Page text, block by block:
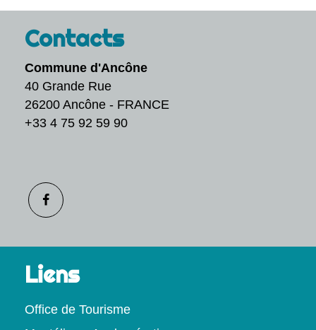
Contacts
Commune d'Ancône
40 Grande Rue
26200 Ancône - FRANCE
+33 4 75 92 59 90
Liens
Office de Tourisme